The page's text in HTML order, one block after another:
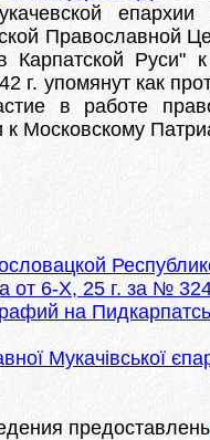
Православной
г. упомянут как
в работе
Московскому
от 6-Х, 25 г. за №
на
Мукачівської